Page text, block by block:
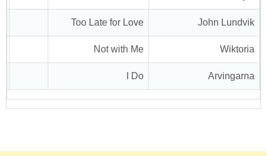
John Lundvik
Too Late for Love
Wiktoria
Not with Me
Arvingarna
I Do